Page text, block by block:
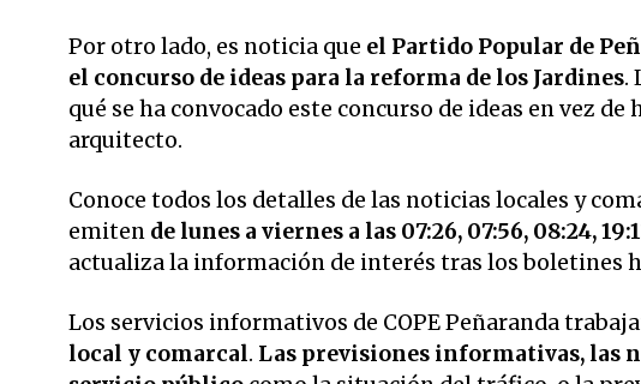
Por otro lado, es noticia que el Partido Popular de
el concurso de ideas para la reforma de los Jardines.
qué se ha convocado este concurso de ideas en vez
arquitecto.
Conoce todos los detalles de las noticias locales y
emiten de lunes a viernes a las 07:26, 07:56, 08:24,
actualiza la información de interés tras los boletines
Los servicios informativos de COPE Peñaranda
local y comarcal. Las previsiones informativas, las